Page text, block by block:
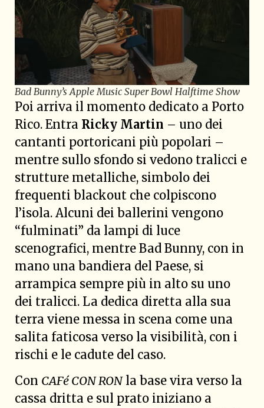
Bad Bunny’s Apple Music Super Bowl Halftime Show
Poi arriva il momento dedicato a Porto
Rico. Entra Ricky Martin – uno dei
cantanti portoricani più popolari –
mentre sullo sfondo si vedono tralicci e
strutture metalliche, simbolo dei
frequenti blackout che colpiscono
l’isola. Alcuni dei ballerini vengono
“fulminati” da lampi di luce
scenografici, mentre Bad Bunny, con in
mano una bandiera del Paese, si
arrampica sempre più in alto su uno
dei tralicci. La dedica diretta alla sua
terra viene messa in scena come una
salita faticosa verso la visibilità, con i
rischi e le cadute del caso.
Con CAFé CON RONla base vira verso la
cassa dritta e sul prato iniziano a